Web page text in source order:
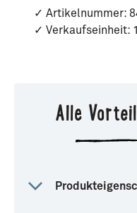
✓ Artikelnummer:
✓ Verkaufseinheit:
Alle